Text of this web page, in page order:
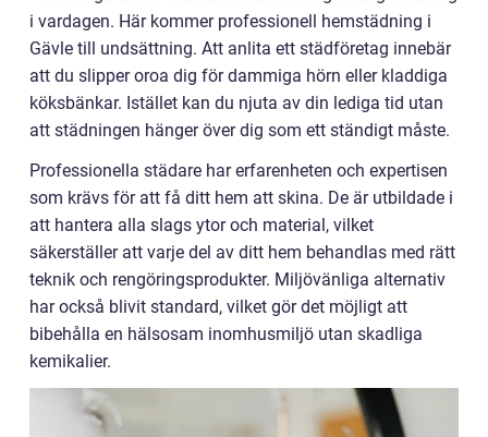
i vardagen. Här kommer professionell hemstädning i
Gävle till undsättning. Att anlita ett städföretag innebär
att du slipper oroa dig för dammiga hörn eller kladdiga
köksbänkar. Istället kan du njuta av din lediga tid utan
att städningen hänger över dig som ett ständigt måste.
Professionella städare har erfarenheten och expertisen
som krävs för att få ditt hem att skina. De är utbildade i
att hantera alla slags ytor och material, vilket
säkerställer att varje del av ditt hem behandlas med rätt
teknik och rengöringsprodukter. Miljövänliga alternativ
har också blivit standard, vilket gör det möjligt att
bibehålla en hälsosam inomhusmiljö utan skadliga
kemikalier.